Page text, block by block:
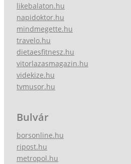
likebalaton.hu
napidoktor.hu
mindmegette.hu
travelo.hu
dietaesfitnesz.hu
vitorlazasmagazin.hu
videkize.hu
tvmusor.hu
Bulvár
borsonline.hu
ripost.hu
metropol.hu